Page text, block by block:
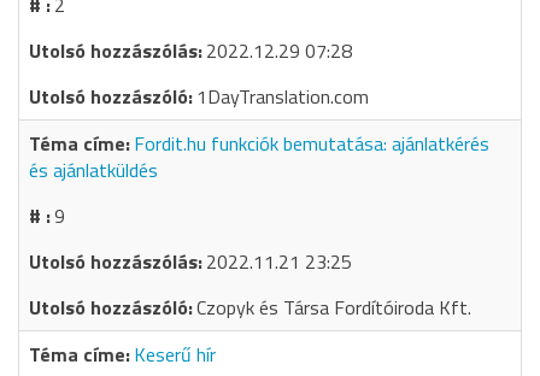
2022.12.29 07:28
1DayTranslation.com
Fordit.hu funkciók bemutatása: ajánlatkérés
és ajánlatküldés
9
2022.11.21 23:25
Czopyk és Társa Fordítóiroda Kft.
Keserű hír